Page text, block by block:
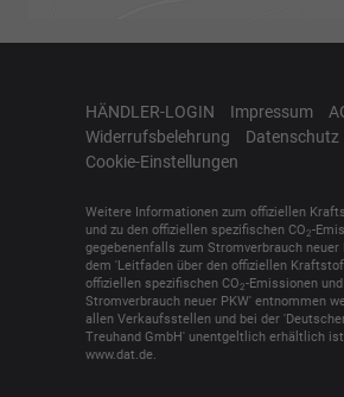
HÄNDLER-LOGIN Impressum
Widerrufsbelehrung
Datenschutz
Cookie-Einstellungen
Weitere Informationen zum offiziellen
und zu den offiziellen spezifischen CO2-
gegebenenfalls zum Stromverbrauch neuer
dem 'Leitfaden über den offiziellen
offiziellen spezifischen CO2-Emissionen
Stromverbrauch neuer PKW' entnommen
allen Verkaufsstellen und bei der
Treuhand GmbH' unentgeltlich erhältlich
www.dat.de.